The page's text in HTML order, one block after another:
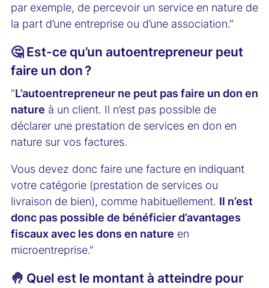
par exemple, de percevoir un service en nature de
la part d’une entreprise ou d’une association."
🤔 Est-ce qu’un autoentrepreneur peut
faire un don ?
"L’autoentrepreneur ne peut pas faire un don en
nature à un client. Il n’est pas possible de
déclarer une prestation de services en don en
nature sur vos factures.
Vous devez donc faire une facture en indiquant
votre catégorie (prestation de services ou
livraison de bien), comme habituellement. Il n’est
donc pas possible de bénéficier d’avantages
fiscaux avec les dons en nature en
microentreprise."
🤚 Quel est le montant à atteindre pour